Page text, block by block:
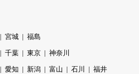
宮城 福島
千葉 東京 神奈川
愛知 新潟 富山 石川 福井